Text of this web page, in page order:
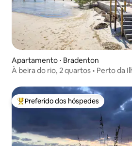
Apartamento ⋅ Bradenton
À beira do rio, 2 quartos • Perto da
Entre os melhores preferidos dos
Preferido dos hóspedes